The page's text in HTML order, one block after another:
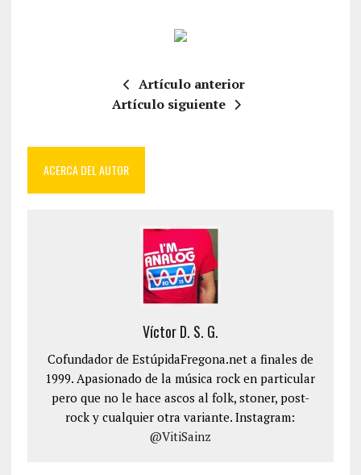
Artículo anterior
Artículo siguiente
ACERCA DEL AUTOR
Víctor D. S. G.
Cofundador de EstúpidaFregona.net a finales de
1999. Apasionado de la música rock en particular
pero que no le hace ascos al folk, stoner, post-
rock y cualquier otra variante. Instagram:
@VitiSainz